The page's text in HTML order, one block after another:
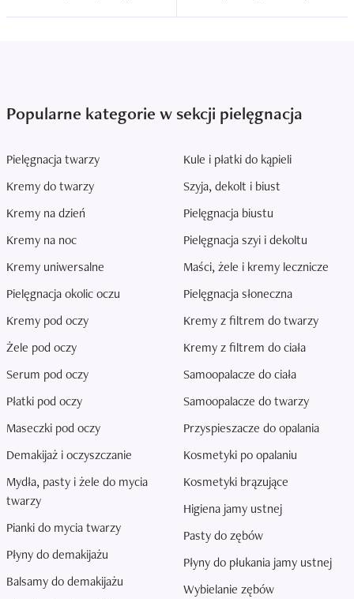
Popularne kategorie w sekcji pielęgnacja
Pielęgnacja twarzy
Kremy do twarzy
Kremy na dzień
Kremy na noc
Kremy uniwersalne
Pielęgnacja okolic oczu
Kremy pod oczy
Żele pod oczy
Serum pod oczy
Płatki pod oczy
Maseczki pod oczy
Demakijaż i oczyszczanie
Mydła, pasty i żele do mycia
twarzy
Pianki do mycia twarzy
Płyny do demakijażu
Balsamy do demakijażu
Kule i płatki do kąpieli
Szyja, dekolt i biust
Pielęgnacja biustu
Pielęgnacja szyi i dekoltu
Maści, żele i kremy lecznicze
Pielęgnacja słoneczna
Kremy z filtrem do twarzy
Kremy z filtrem do ciała
Samoopalacze do ciała
Samoopalacze do twarzy
Przyspieszacze do opalania
Kosmetyki po opalaniu
Kosmetyki brązujące
Higiena jamy ustnej
Pasty do zębów
Płyny do płukania jamy ustnej
Wybielanie zębów